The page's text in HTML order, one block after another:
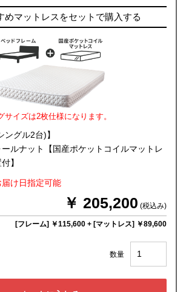
めマットレスをセットで購入する
イズは2枚仕様になります。
ングル2台)】
ルナット【国産ポケットコイルマットレ
】
け日指定可能
￥ 205,200 (税込み)
[フレーム] ￥115,600 + [マットレス] ￥89,600
数量